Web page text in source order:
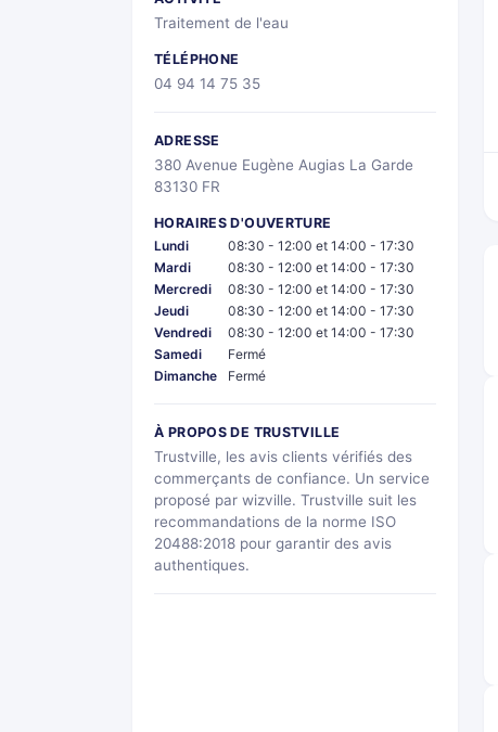
Traitement de l'eau
TÉLÉPHONE
04 94 14 75 35
ADRESSE
380 Avenue Eugène Augias La Garde
83130 FR
HORAIRES D'OUVERTURE
Lundi
08:30 - 12:00 et 14:00 - 17:30
Mardi
08:30 - 12:00 et 14:00 - 17:30
Mercredi
08:30 - 12:00 et 14:00 - 17:30
Jeudi
08:30 - 12:00 et 14:00 - 17:30
Vendredi
08:30 - 12:00 et 14:00 - 17:30
Samedi
Fermé
Dimanche
Fermé
À PROPOS DE TRUSTVILLE
Trustville, les avis clients vérifiés des
commerçants de confiance. Un service
proposé par wizville. Trustville suit les
recommandations de la norme ISO
20488:2018 pour garantir des avis
authentiques.